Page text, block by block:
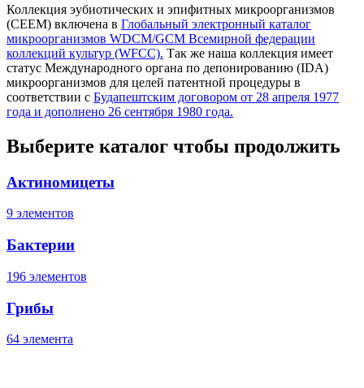
Коллекция эубиотических и эпифитных микроорганизмов
(CEEM) включена в Глобальный электронный каталог
микроорганизмов WDCM/GCM Всемирной федерации
коллекций культур (WFCC). Так же наша коллекция имеет
статус Международного органа по депонированию (IDA)
микроорганизмов для целей патентной процедуры в
соответствии с Будапештским договором от 28 апреля 1977
года и дополнено 26 сентября 1980 года.
Выберите каталог чтобы продолжить
Актиномицеты
9 элементов
Бактерии
196 элементов
Грибы
64 элемента